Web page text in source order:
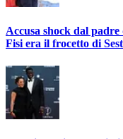
Accusa shock dal
Fisi era il frocetto di